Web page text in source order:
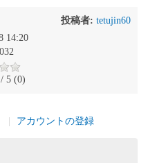
投稿者: tetujin60
14:20
/ 5 (0)
アカウントの登録